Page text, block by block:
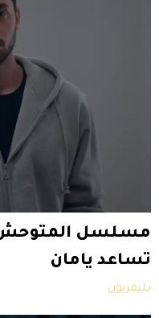
تساعد يامان
تليفزيون